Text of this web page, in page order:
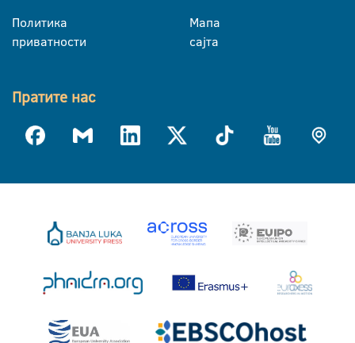
Политика
приватности
Мапа
сајта
Пратите нас